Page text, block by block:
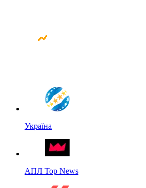
Україна
АПЛ Top News